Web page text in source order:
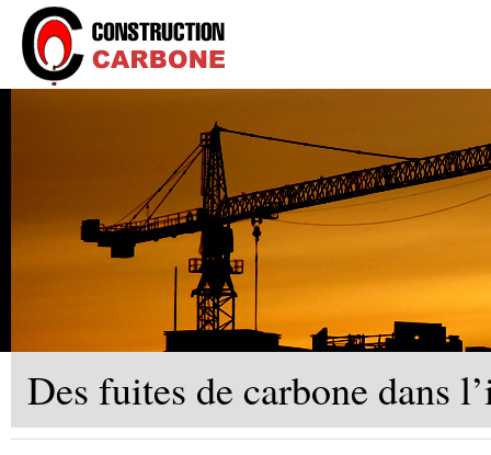
Des fuites de carbone dans